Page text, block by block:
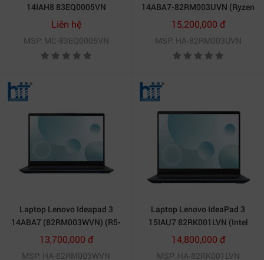
14IAH8 83EQ0005VN
Liên hệ
MSP: MC-83EQ0005VN
14ABA7-82RM003UVN (Ryzen
7 5825U/RAM 8GB/512GB
SSD/ Windows 11)
15,200,000 đ
MSP: HA-82RM003UVN
Laptop Lenovo Ideapad 3
14ABA7 (82RM003WVN) (R5-
5625U, Ram 8GB, SSD
256GB,Màn hình 14inch FHD,
13,700,000 đ
MSP: HA-82RM003WVN
Laptop Lenovo IdeaPad 3
15IAU7 82RK001LVN (Intel
Core i5-1235U | 8GB | 512GB |
Intel Iris Xe | 15.6 inch FHD |
14,800,000 đ
MSP: HA-82RK001LVN